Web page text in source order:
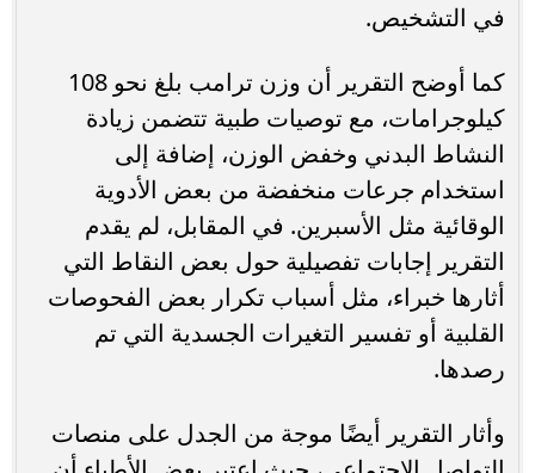
في التشخيص.
كما أوضح التقرير أن وزن ترامب بلغ نحو 108
كيلوجرامات، مع توصيات طبية تتضمن زيادة
النشاط البدني وخفض الوزن، إضافة إلى
استخدام جرعات منخفضة من بعض الأدوية
الوقائية مثل الأسبرين. في المقابل، لم يقدم
التقرير إجابات تفصيلية حول بعض النقاط التي
أثارها خبراء، مثل أسباب تكرار بعض الفحوصات
القلبية أو تفسير التغيرات الجسدية التي تم
رصدها.
وأثار التقرير أيضًا موجة من الجدل على منصات